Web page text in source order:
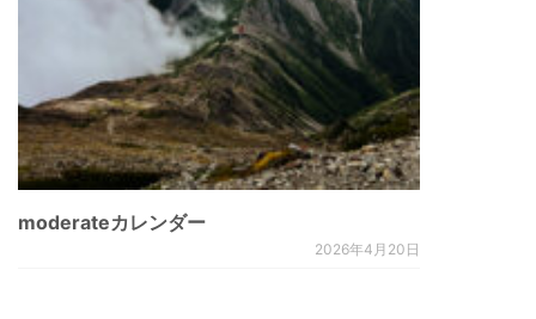
moderateカレンダー
2026年4月20日